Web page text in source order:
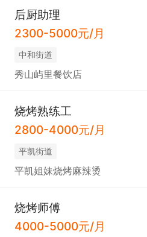
后厨助理
2300-5000元/月
中和街道
秀山屿里餐饮店
烧烤熟练工
2800-4000元/月
平凯街道
平凯姐妹烧烤麻辣烫
烧烤师傅
4000-5000元/月